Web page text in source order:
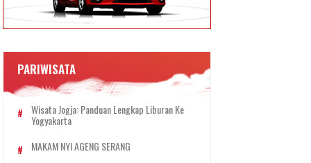
PARIWISATA
Wisata Jogja: Panduan Lengkap Liburan Ke
Yogyakarta
MAKAM NYI AGENG SERANG